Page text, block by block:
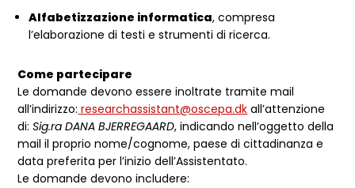
Alfabetizzazione informatica, compresa
l’elaborazione di testi e strumenti di ricerca.
Come partecipare
Le domande devono essere inoltrate tramite mail
all’indirizzo: researchassistant@oscepa.dk all’attenzione
di:Sig.ra DANA BJERREGAARD, indicando nell’oggetto della
mail il proprio nome/cognome, paese di cittadinanza e
data preferita per l’inizio dell’Assistentato.
Le domande devono includere: